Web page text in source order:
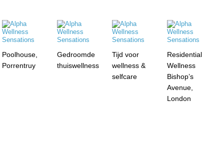
Poolhouse,
Porrentruy
Gedroomde
thuiswellness
Tijd voor
wellness &
selfcare
Residential
Wellness
Bishop’s
Avenue,
London